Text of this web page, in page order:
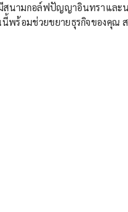
นามกอล์ฟปัญญาอินทราและ
พร้อมช่วยขยายธุรกิจของคุณ